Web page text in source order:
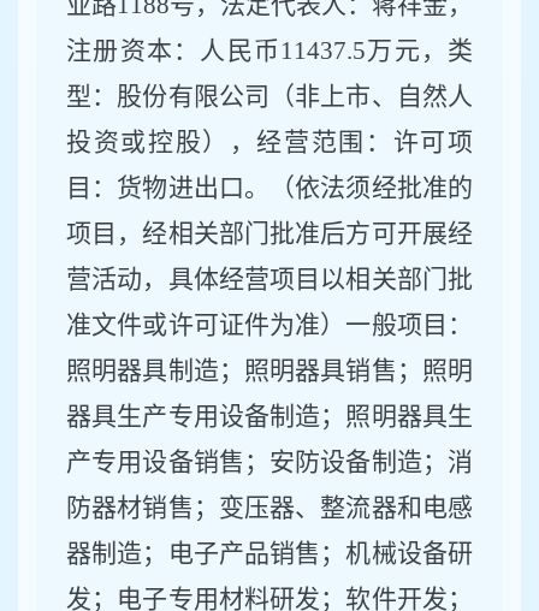
注册资本： 人民币 11437.5万元 ，类
型：股份有限公司（非上市、自然人
投资或控股），经营范围： 许可项
目：货物进出口。（依法须经批准的
项目，经相关部门批准后方可开展经
营活动，具体经营项目以相关部门批
准文件或许可证件为准）一般项目：
照明器具制造；照明器具销售；照明
器具生产专用设备制造；照明器具生
产专用设备销售；安防设备制造；消
防器材销售；变压器、整流器和电感
器制造；电子产品销售；机械设备研
发；电子专用材料研发；软件开发；